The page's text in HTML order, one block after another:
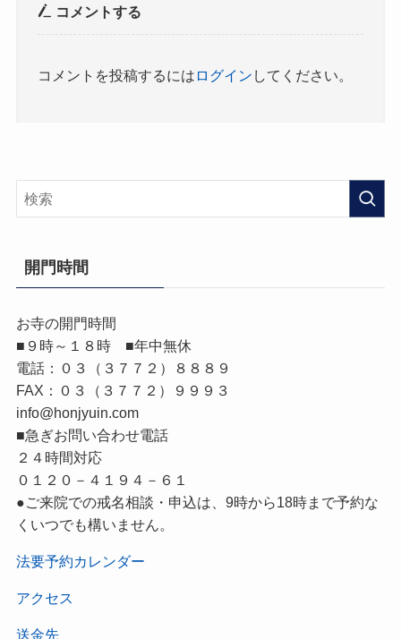
コメントする
コメントを投稿するには ログイン してください。
開門時間
お寺の開門時間
■９時～１８時 ■年中無休
電話：０３（３７７２）８８８９
FAX：０３（３７７２）９９９３
info@honjyuin.com
■急ぎお問い合わせ電話
２４時間対応
０１２０－４１９４－６１
●ご来院での戒名相談・申込は、9時から18時まで予約な
くいつでも構いません。
法要予約カレンダー
アクセス
送金先